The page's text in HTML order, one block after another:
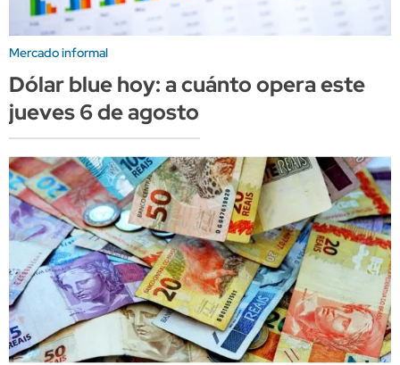
Mercado informal
Dólar blue hoy: a cuánto opera este
jueves 6 de agosto